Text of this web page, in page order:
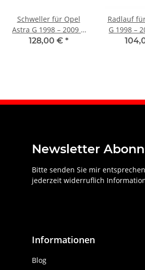
Schweller für Opel
Astra G 1998 – 2009 3
Türer rechts
128,00 € *
Radlauf
G 1998 –
Newsletter
Bitte senden Sie mir
jederzeit widerruflich
Informationen
Blog